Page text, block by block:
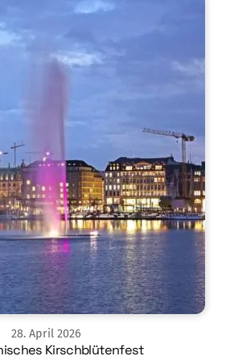
28. April 2026
Kirschblütenfest